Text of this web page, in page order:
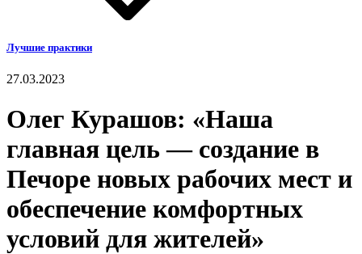
Лучшие практики
27.03.2023
Олег Курашов: «Наша
главная цель — создание в
Печоре новых рабочих мест и
обеспечение комфортных
условий для жителей»